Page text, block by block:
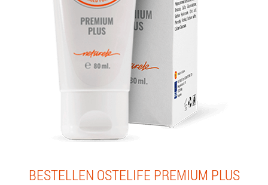
BESTELLEN OSTELIFE PREMIUM PLUS